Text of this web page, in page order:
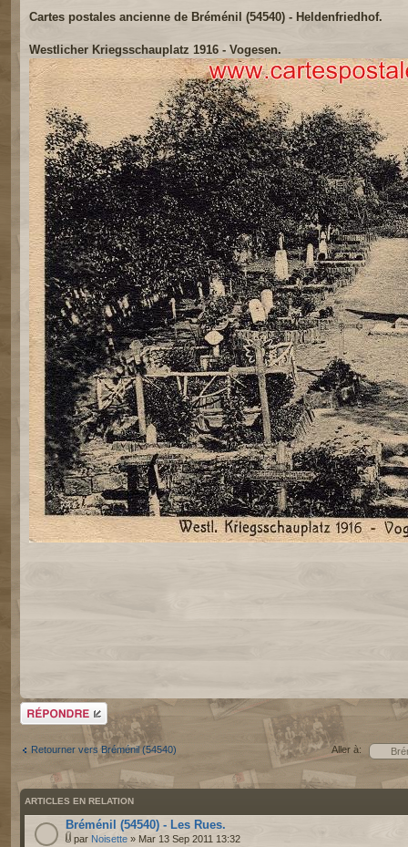
Cartes postales ancienne de Bréménil (54540) - Heldenfriedhof.
Westlicher Kriegsschauplatz 1916 - Vogesen.
Répondre
Retourner vers Bréménil (54540) Aller à:
ARTICLES EN RELATION
Bréménil (54540) - Les Rues.
par Noisette » Mar 13 Sep 2011 13:32